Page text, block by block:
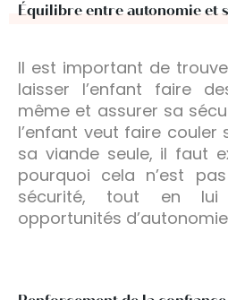
Équilibre entre autonomie et
Il est important de
laisser l’enfant faire
même et assurer sa
l’enfant veut faire couler
sa viande seule, il faut
pourquoi cela n’est
sécurité, tout en lui
opportunités